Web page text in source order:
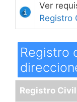
Ver
Registro
Registro
Registro